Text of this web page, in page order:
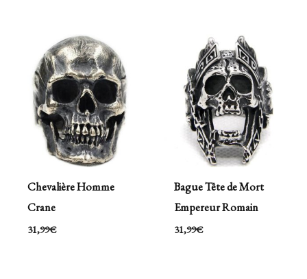
Chevalière Homme
Crane
31,99€
Bague Tête de Mort
Empereur Romain
31,99€